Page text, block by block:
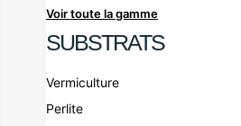
Voir toute la gamme
SUBSTRATS
Vermiculture
Perlite